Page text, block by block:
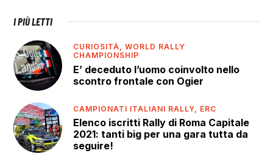
I PIÙ LETTI
CURIOSITÀ,WORLD RALLY
CHAMPIONSHIP
E’ deceduto l’uomo coinvolto nello
scontro frontale con Ogier
CAMPIONATI ITALIANI RALLY, ERC
Elenco iscritti Rally di Roma Capitale
2021: tanti big per una gara tutta da
seguire!